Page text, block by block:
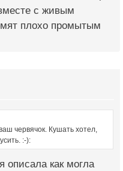
с живым
плохо промытым
червячок. Кушать хотел,
:-):
описала как могла